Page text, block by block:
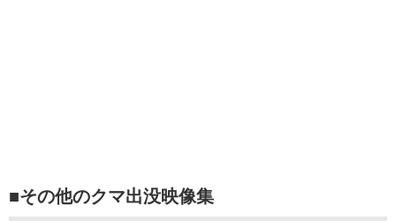
■その他のクマ出没映像集